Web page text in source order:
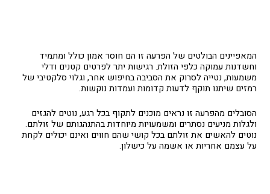
המאפיינים הבולטים של הפרעה זו הם חוסר אמון כולל ומתמיד
וחשדנות עמוקה כלפי הזולת. רגישות יתר לפרטים קטנים ודלי
משמעות, נטייה לסרוק את הסביבה בחיפוש אחר, וגלוי סלקטיבי של
רמזים שיתנו תוקף לדעות קדומות ועמדות נוקשות.
הסובלים מהפרעה זו נראים מוכנים לתקוף בכל רגע, נוטים להגזים
ולגלות מניעים נסתרים ומשמעויות מיוחדות בהתנהגותם של זולתם.
נוטים להאשים את זולתם בכל קושי שהם חווים ואינם יכולים לקחת
על עצמם אחריות או אשמה על כישלון.